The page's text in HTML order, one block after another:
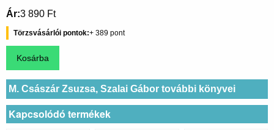
Ár 3 890 Ft
Törzsvásárlói pontok 389
M. Császár Zsuzsa, Szalai Gábor további könyvei
Kapcsolódó termékek